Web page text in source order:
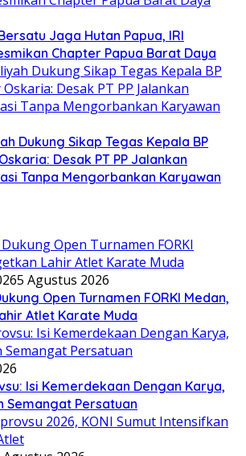
Jaga Hutan Papua, IRI
Chapter Papua Barat Daya
Dukung Sikap Tegas Kepala BP
Desak PT PP Jalankan
Tanpa Mengorbankan Karyawan
5 Agustus 2026
Open Turnamen FORKI Medan,
Atlet Karate Muda
Isi Kemerdekaan Dengan Karya,
Semangat Persatuan